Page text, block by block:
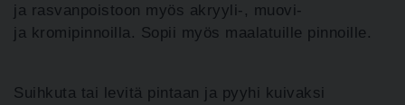
ja rasvanpoistoon myös akryyli-, muovi-
ja kromipinnoilla. Sopii myös maalatuille pinnoille.
Suihkuta tai levitä pintaan ja pyyhi kuivaksi